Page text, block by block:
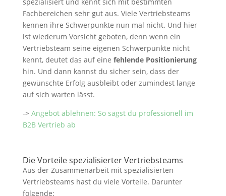
Fachbereichen sehr gut aus. Viele Vertriebsteams
kennen ihre Schwerpunkte nun mal nicht. Und hier
ist wiederum Vorsicht geboten, denn wenn ein
Vertriebsteam seine eigenen Schwerpunkte nicht
kennt, deutet das auf eine fehlende Positionierung
hin. Und dann kannst du sicher sein, dass der
gewünschte Erfolg ausbleibt oder zumindest lange
auf sich warten lässt.
-> Angebot ablehnen: So sagst du professionell im
B2B Vertrieb ab
Die Vorteile spezialisierter Vertriebsteams
Aus der Zusammenarbeit mit spezialisierten
Vertriebsteams hast du viele Vorteile. Darunter
folgende: